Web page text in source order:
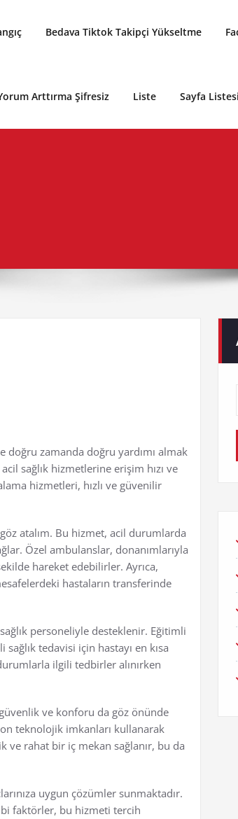
Bedava Tiktok Takipçi Yükseltme
Arttırma Şifresiz Liste Sayfa Listesi
zamanda doğru yardımı almak
sağlık hizmetlerine erişim hızı ve
hizmetleri, hızlı ve güvenilir
atalım. Bu hizmet, acil durumlarda
Özel ambulanslar, donanımlarıyla
hareket edebilirler. Ayrıca,
hastaların transferinde
personeliyle desteklenir. Eğitimli
tedavisi için hastayı en kısa
ilgili tedbirler alınırken
ve konforu da göz önünde
teknolojik imkanları kullanarak
ve rahat bir iç mekan sağlanır, bu da
uygun çözümler sunmaktadır.
faktörler, bu hizmeti tercih